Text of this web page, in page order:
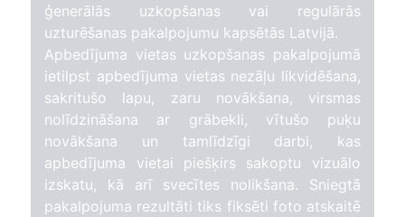
ģenerālās uzkopšanas vai regulārās
uzturēšanas pakalpojumu kapsētās Latvijā.
Apbedījuma vietas uzkopšanas pakalpojumā
ietilpst apbedījuma vietas nezāļu likvidēšana,
sakritušo lapu, zaru novākšana, virsmas
nolīdzināšana ar grābekli, vītušo puķu
novākšana un tamlīdzīgi darbi, kas
apbedījuma vietai piešķirs sakoptu vizuālo
izskatu, kā arī svecītes nolikšana. Sniegtā
pakalpojuma rezultāti tiks fiksēti foto atskaitē